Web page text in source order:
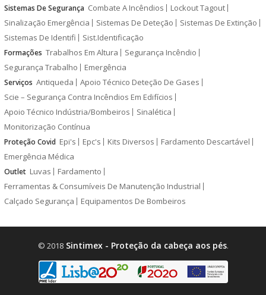
Sistemas De Segurança Combate A Incêndios
Lockout Tagout
Sinalização Emergência
Sistemas De Deteção
Sistemas De Extinção
Sistemas De Identifi
Sist.Identificação
Formações Trabalhos Em Altura
Segurança Incêndio
Segurança Trabalho
Emergência
Serviços Antiqueda
Apoio Técnico Deteção De Gases
Scie – Segurança Contra Incêndios Em Edifícios
Apoio Técnico Indústria/Bombeiros
Sinalética
Monitorização Contínua
Proteção Covid Epi's Epc's Kits Diversos
Fardamento Descartável
Emergência Médica
Outlet Luvas
Fardamento
Ferramentas & Consumíveis De Manutenção Industrial
Calçado Segurança
Equipamentos De Bombeiros
© 2018Sintimex - Proteção da cabeça aos pés.